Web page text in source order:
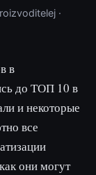
·
в
до ТОП 10 в
и некоторые
все
они могут